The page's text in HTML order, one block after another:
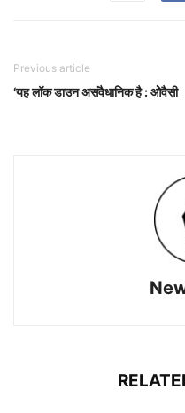
Previous article
‘यह लॉक डाउन असंवैधानिक है : ओेवैसी